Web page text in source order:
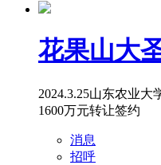
花果山大
2024.3.25山东农业大
1600万元转让签约
消息
招呼